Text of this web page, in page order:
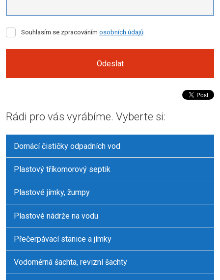
Souhlasím
zpracováním
Souhlasím se zpracováním osobních údajů.
Odeslat
nepodařilo
odeslat.
Rádi pro vás vyrábíme. Vyberte si:
Domácí čističky odpadních vod
Plastový tříkomorový septik
Plastové jímky, žumpy
Plastové nádrže na vodu
Přečerpávací stanice a jímky
Vodoměrná šachta, revizní šachty